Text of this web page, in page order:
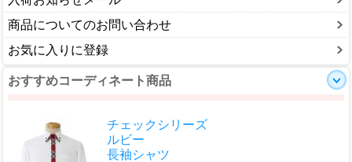
商品についてのお問い合わせ
お気に入りに登録
おすすめコーディネート商品
チェックシリーズ
ルビー
長袖シャツ